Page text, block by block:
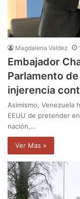
Magdalena Valdez
Embajador
Parlamento
injerencia
Asimismo, Venezuela
EEUU de pretender
nación,…
Ver Mas »